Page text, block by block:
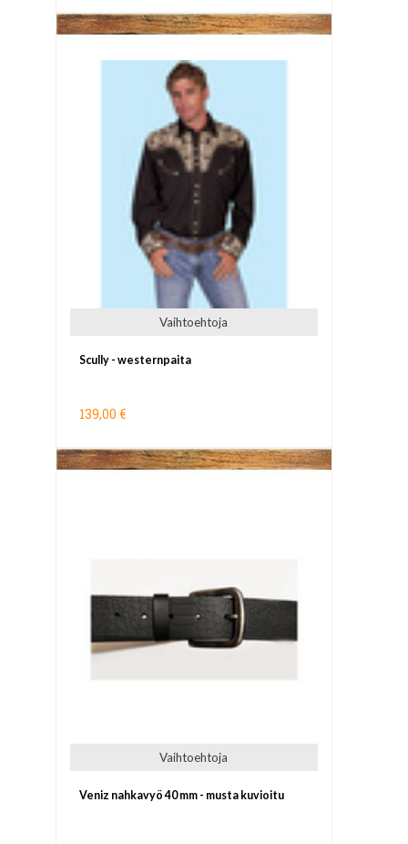
Vaihtoehtoja
Scully - westernpaita
139,00 €
Vaihtoehtoja
Veniz nahkavyö 40 mm - musta kuvioitu